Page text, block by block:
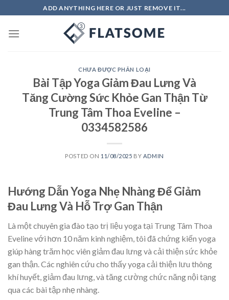
to
content
ADD ANYTHING HERE OR JUST REMOVE IT...
CHƯA ĐƯỢC PHÂN LOẠI
Bài Tập Yoga Giảm Đau Lưng Và
Tăng Cường Sức Khỏe Gan Thận Từ
Trung Tâm Thoa Eveline –
0334582586
POSTED ON 11/08/2025 BY ADMIN
Hướng Dẫn Yoga Nhẹ Nhàng Để Giảm
Đau Lưng Và Hỗ Trợ Gan Thận
Là một chuyên gia đào tạo trị liệu yoga tại Trung Tâm Thoa
Eveline với hơn 10 năm kinh nghiệm, tôi đã chứng kiến yoga
giúp hàng trăm học viên giảm đau lưng và cải thiện sức khỏe
gan thận. Các nghiên cứu cho thấy yoga cải thiện lưu thông
khí huyết, giảm đau lưng, và tăng cường chức năng nội tạng
qua các bài tập nhẹ nhàng.